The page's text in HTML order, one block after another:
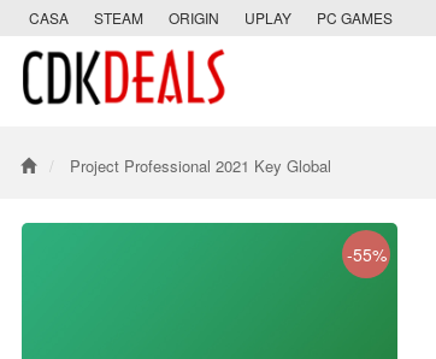
CASA STEAM ORIGIN UPLAY PC GAMES
Project Professional 2021 Key Global
-55%